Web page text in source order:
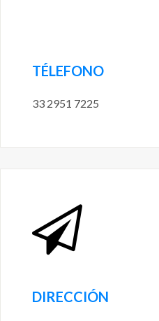
TÉLEFONO
33 2951 7225
DIRECCIÓN